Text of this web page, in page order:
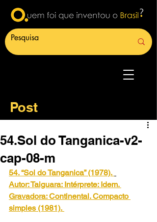
Post
54.Sol do Tanganica-v2-
cap-08-m
54. “Sol do Tanganica” (1978).
Autor: Taiguara: Intérprete: Idem.
Gravadora: Continental. Compacto
simples (1981).